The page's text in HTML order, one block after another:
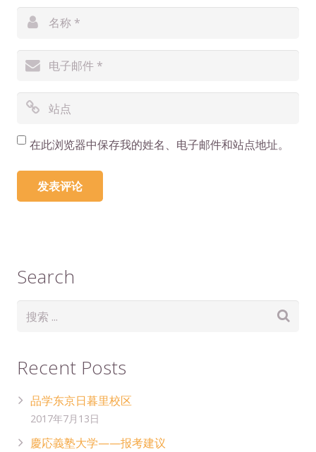
在此浏览器中保存我的姓名、电子邮件和站点地址。
Search
Recent Posts
品学东京日暮里校区
2017年7月13日
慶応義塾大学——报考建议